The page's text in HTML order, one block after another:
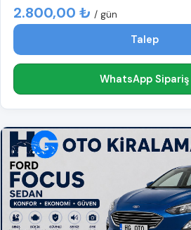
2.800,00 ₺ / gün
Talep
WhatsApp Sipariş